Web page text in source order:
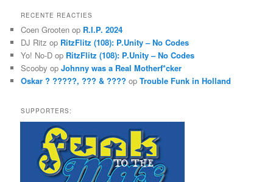
k
n
RECENTE REACTIES
Coen Grooten op R.I.P. 2024
DJ Ritz op RitzFlitz (108): P.Unity – No Codes
Yo! No-D op RitzFlitz (108): P.Unity – No Codes
Scooby opJohnny was a Real Motherf*cker
Oskar ? ?????, ??? & ???? opTrouble Funk in Holland
SUPPORTERS: